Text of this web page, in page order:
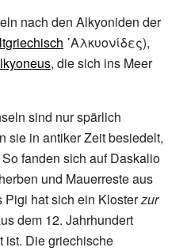
nach den Alkyoniden der
᾿Αλκυονίδες),
, die sich ins Meer
sind nur spärlich
sie in antiker Zeit besiedelt,
fanden sich auf Daskalio
und Mauerreste aus
Pigi hat sich ein Klosterzur
dem 12. Jahrhundert
ist. Die griechische